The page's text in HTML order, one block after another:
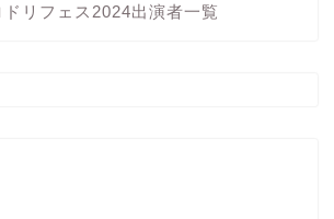
ドリフェス2024出演者一覧